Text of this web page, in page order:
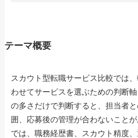
テーマ概要
スカウト型転職サービス比較では
わせてサービスを選ぶための判断
の多さだけで判断すると、担当者
囲、応募後の管理が合わないこと
では、職務経歴書、スカウト精度、